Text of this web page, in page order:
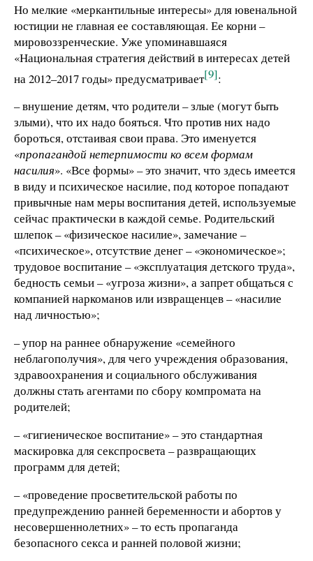
Но мелкие «меркантильные интересы» для ювенальной
юстиции не главная ее составляющая. Ее корни –
мировоззренческие. Уже упоминавшаяся
«Национальная стратегия действий в интересах детей
на 2012–2017 годы» предусматривает[9]:
– внушение детям, что родители – злые (могут быть
злыми), что их надо бояться. Что против них надо
бороться, отстаивая свои права. Это именуется
«пропагандой нетерпимости ко всем формам
насилия». «Все формы» – это значит, что здесь имеется
в виду и психическое насилие, под которое попадают
привычные нам меры воспитания детей, используемые
сейчас практически в каждой семье. Родительский
шлепок – «физическое насилие», замечание –
«психическое», отсутствие денег – «экономическое»;
трудовое воспитание – «эксплуатация детского труда»,
бедность семьи – «угроза жизни», а запрет общаться с
компанией наркоманов или извращенцев – «насилие
над личностью»;
– упор на раннее обнаружение «семейного
неблагополучия», для чего учреждения образования,
здравоохранения и социального обслуживания
должны стать агентами по сбору компромата на
родителей;
– «гигиеническое воспитание» – это стандартная
маскировка для секспросвета – развращающих
программ для детей;
– «проведение просветительской работы по
предупреждению ранней беременности и абортов у
несовершеннолетних» – то есть пропаганда
безопасного секса и ранней половой жизни;